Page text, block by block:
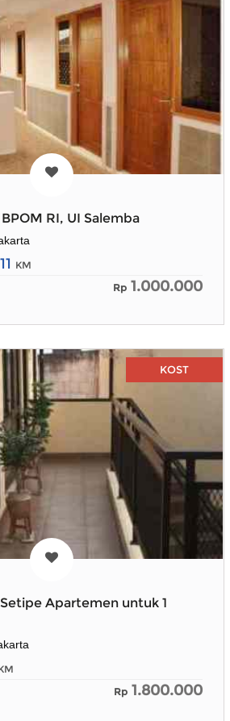
RI, UI Salemba
11 KM
Rp 1.000.000
KOST
Apartemen untuk 1
Rp 1.800.000